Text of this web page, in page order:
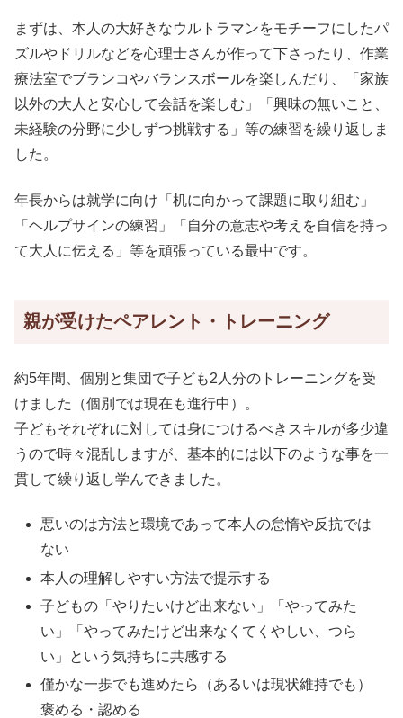
まずは、本人の大好きなウルトラマンをモチーフにしたパ
ズルやドリルなどを心理士さんが作って下さったり、作業
療法室でブランコやバランスボールを楽しんだり、「家族
以外の大人と安心して会話を楽しむ」「興味の無いこと、
未経験の分野に少しずつ挑戦する」等の練習を繰り返しま
した。
年長からは就学に向け「机に向かって課題に取り組む」
「ヘルプサインの練習」「自分の意志や考えを自信を持っ
て大人に伝える」等を頑張っている最中です。
親が受けたペアレント・トレーニング
約5年間、個別と集団で子ども2人分のトレーニングを受
けました（個別では現在も進行中）。
子どもそれぞれに対しては身につけるべきスキルが多少違
うので時々混乱しますが、基本的には以下のような事を一
貫して繰り返し学んできました。
悪いのは方法と環境であって本人の怠惰や反抗では
ない
本人の理解しやすい方法で提示する
子どもの「やりたいけど出来ない」「やってみた
い」「やってみたけど出来なくてくやしい、つら
い」という気持ちに共感する
僅かな一歩でも進めたら（あるいは現状維持でも）
褒める・認める